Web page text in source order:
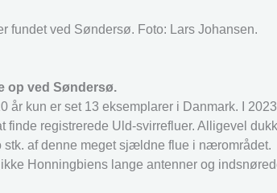
fundet ved Søndersø. Foto: Lars Johansen.
op ved Søndersø.
kun er set 13 eksemplarer i Danmark. I
registrerede Uld-svirrefluer. Alligevel
af denne meget sjældne flue i nærområdet.
Honningbiens lange antenner og